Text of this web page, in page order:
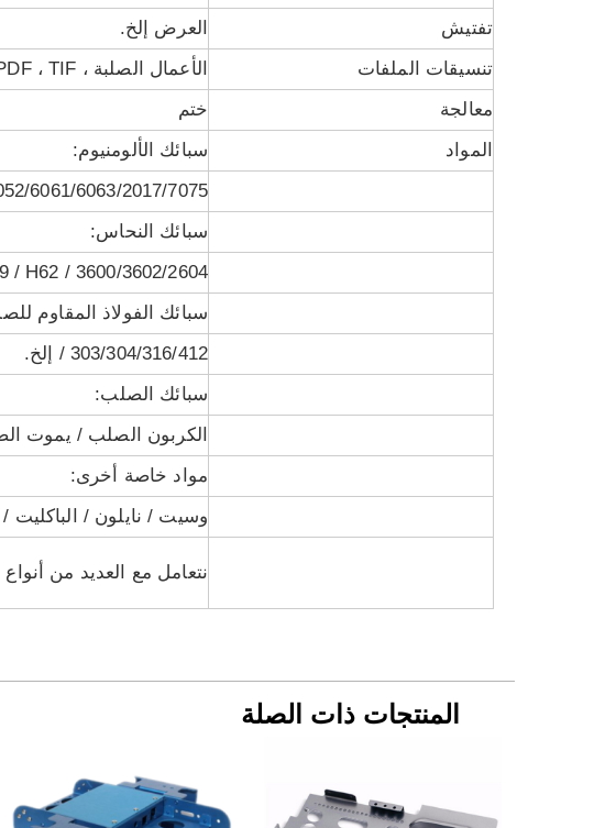
تفتيش
العرض إلخ.
تنسيقات الملفات
الأعمال الصلبة ، Pro / Engineer ، AutoCAD (DXF ، DWG) ، PDF ، TIF إلخ.
معالجة
ختم
المواد
سبائك الألومنيوم:
5052/6061/6063/2017/7075 /
سبائك النحاس:
3600/3602/2604 / H59 / H62 / إلخ.
سبائك الفولاذ المقاوم
303/304/316/412 / إلخ.
سبائك الصلب:
الكربون الصلب / يموت
مواد خاصة أخرى:
وسيت / نايلون / الباكليت /
نتعامل مع العديد من
المنتجات ذات الصلة